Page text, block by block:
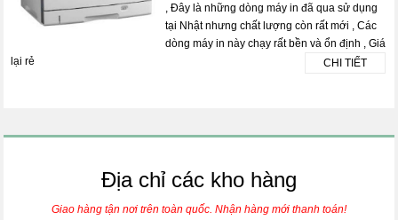
, Đây là những dòng máy in đã qua sử dụng
tại Nhật nhưng chất lượng còn rất mới , Các
dòng máy in này chạy rất bền và ổn định , Giá
lại rẻ
CHI TIẾT
Địa chỉ các kho hàng
Giao hàng tận nơi trên toàn quốc. Nhận hàng mới thanh toán!